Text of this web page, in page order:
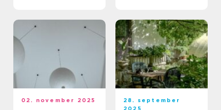
02. november 2025
28. september
2025